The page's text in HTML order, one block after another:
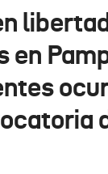
Ikusmiran
Eguraldia
en